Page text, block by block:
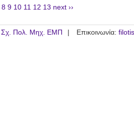
8 9 10 11 12 13 next ››
Σχ. Πολ. Μηχ. ΕΜΠ Επικοινωνία: